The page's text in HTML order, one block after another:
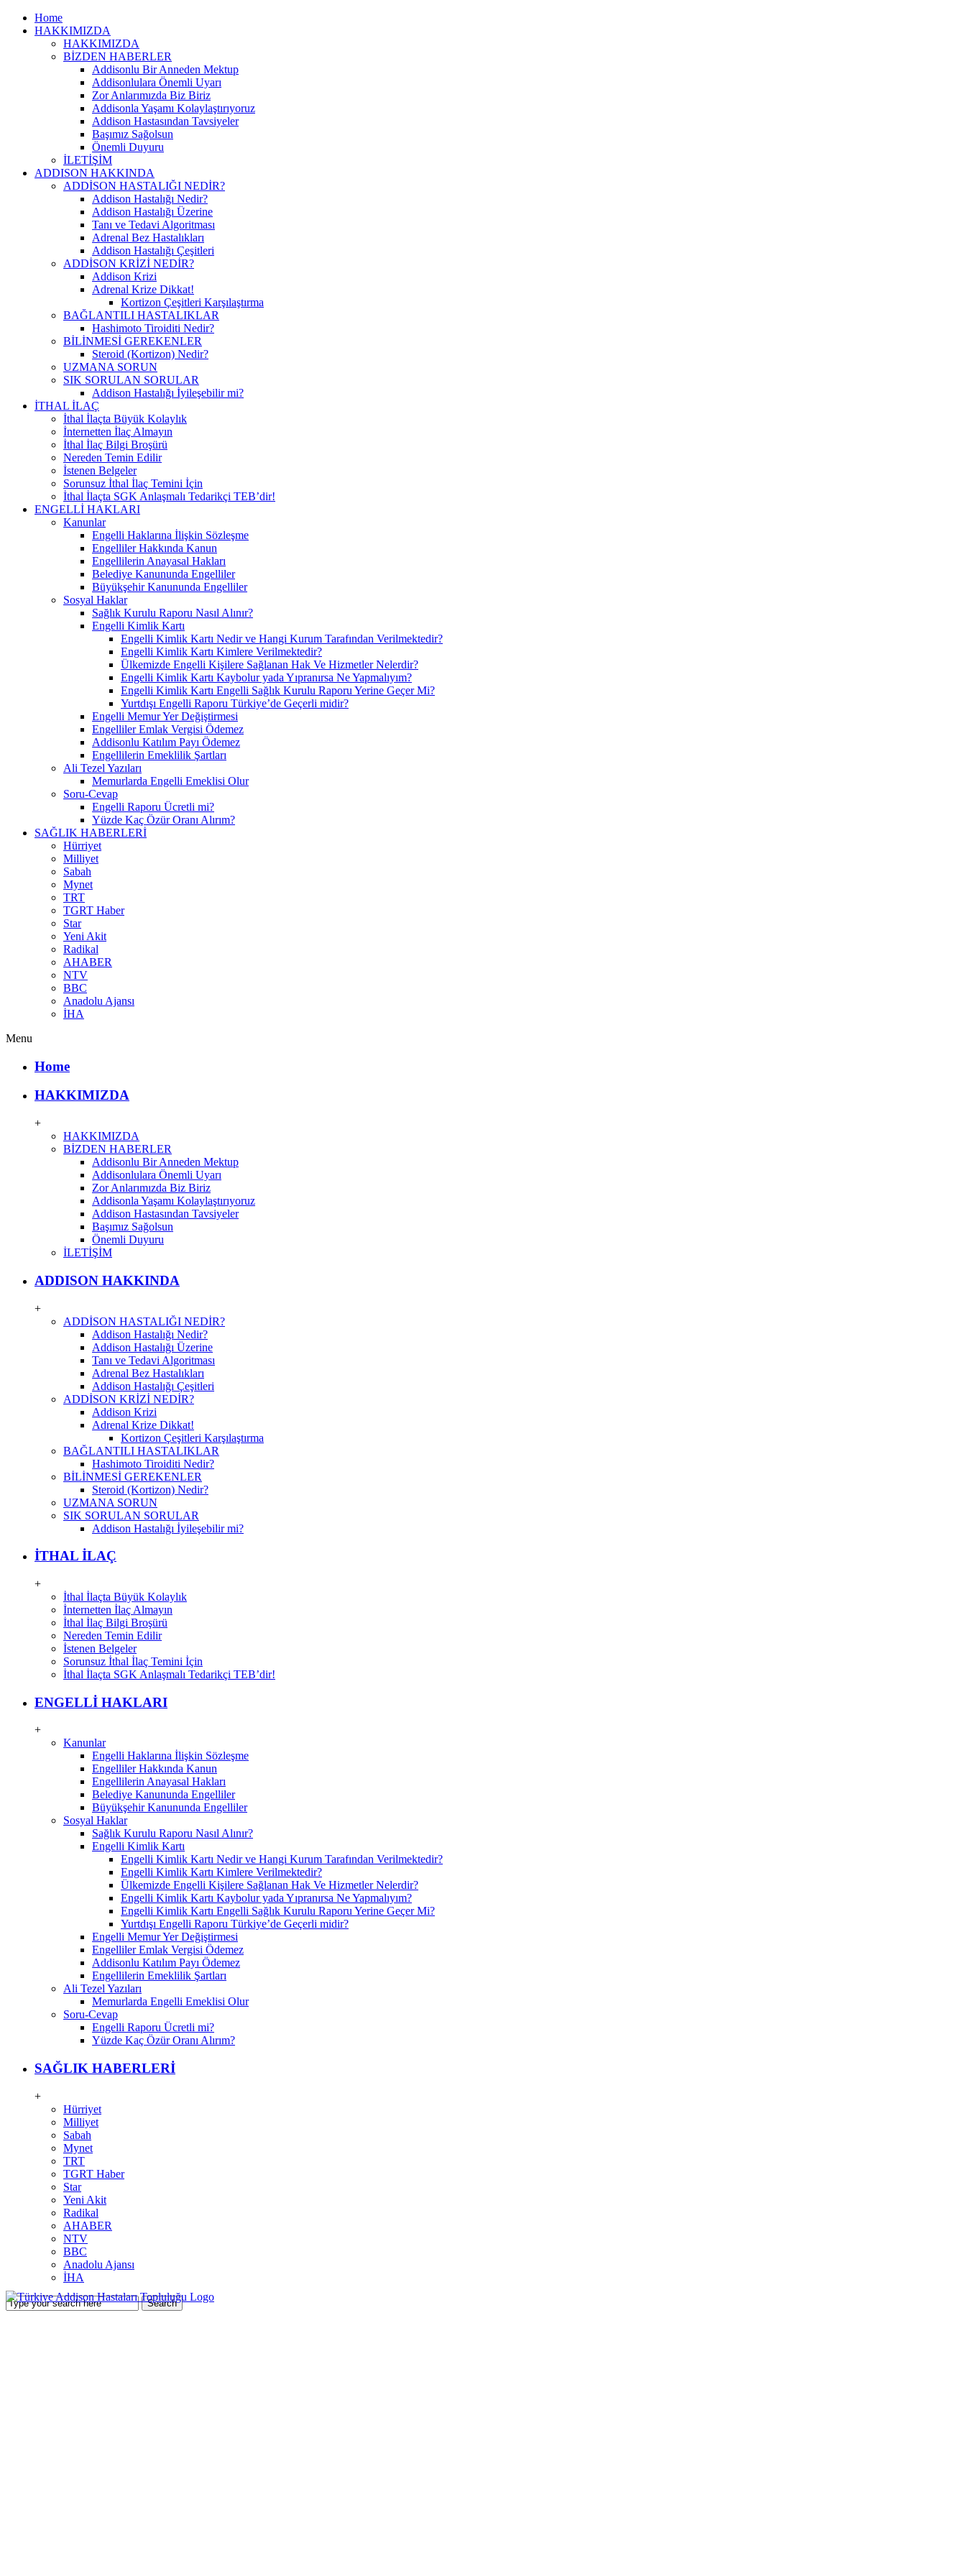
Home
HAKKIMIZDA
HAKKIMIZDA
BİZDEN HABERLER
Addisonlu Bir Anneden Mektup
Addisonlulara Önemli Uyarı
Zor Anlarımızda Biz Biriz
Addisonla Yaşamı Kolaylaştırıyoruz
Addison Hastasından Tavsiyeler
Başımız Sağolsun
Önemli Duyuru
İLETİŞİM
ADDISON HAKKINDA
ADDİSON HASTALIĞI NEDİR?
Addison Hastalığı Nedir?
Addison Hastalığı Üzerine
Tanı ve Tedavi Algoritması
Adrenal Bez Hastalıkları
Addison Hastalığı Çeşitleri
ADDİSON KRİZİ NEDİR?
Addison Krizi
Adrenal Krize Dikkat!
Kortizon Çeşitleri Karşılaştırma
BAĞLANTILI HASTALIKLAR
Hashimoto Tiroiditi Nedir?
BİLİNMESİ GEREKENLER
Steroid (Kortizon) Nedir?
UZMANA SORUN
SIK SORULAN SORULAR
Addison Hastalığı İyileşebilir mi?
İTHAL İLAÇ
İthal İlaçta Büyük Kolaylık
İnternetten İlaç Almayın
İthal İlaç Bilgi Broşürü
Nereden Temin Edilir
İstenen Belgeler
Sorunsuz İthal İlaç Temini İçin
İthal İlaçta SGK Anlaşmalı Tedarikçi TEB’dir!
ENGELLİ HAKLARI
Kanunlar
Engelli Haklarına İlişkin Sözleşme
Engelliler Hakkında Kanun
Engellilerin Anayasal Hakları
Belediye Kanununda Engelliler
Büyükşehir Kanununda Engelliler
Sosyal Haklar
Sağlık Kurulu Raporu Nasıl Alınır?
Engelli Kimlik Kartı
Engelli Kimlik Kartı Nedir ve Hangi Kurum Tarafından Verilmektedir?
Engelli Kimlik Kartı Kimlere Verilmektedir?
Ülkemizde Engelli Kişilere Sağlanan Hak Ve Hizmetler Nelerdir?
Engelli Kimlik Kartı Kaybolur yada Yıpranırsa Ne Yapmalıyım?
Engelli Kimlik Kartı Engelli Sağlık Kurulu Raporu Yerine Geçer Mi?
Yurtdışı Engelli Raporu Türkiye’de Geçerli midir?
Engelli Memur Yer Değiştirmesi
Engelliler Emlak Vergisi Ödemez
Addisonlu Katılım Payı Ödemez
Engellilerin Emeklilik Şartları
Ali Tezel Yazıları
Memurlarda Engelli Emeklisi Olur
Soru-Cevap
Engelli Raporu Ücretli mi?
Yüzde Kaç Özür Oranı Alırım?
SAĞLIK HABERLERİ
Hürriyet
Milliyet
Sabah
Mynet
TRT
TGRT Haber
Star
Yeni Akit
Radikal
AHABER
NTV
BBC
Anadolu Ajansı
İHA
Menu
Home
HAKKIMIZDA
+
HAKKIMIZDA
BİZDEN HABERLER
Addisonlu Bir Anneden Mektup
Addisonlulara Önemli Uyarı
Zor Anlarımızda Biz Biriz
Addisonla Yaşamı Kolaylaştırıyoruz
Addison Hastasından Tavsiyeler
Başımız Sağolsun
Önemli Duyuru
İLETİŞİM
ADDISON HAKKINDA
+
ADDİSON HASTALIĞI NEDİR?
Addison Hastalığı Nedir?
Addison Hastalığı Üzerine
Tanı ve Tedavi Algoritması
Adrenal Bez Hastalıkları
Addison Hastalığı Çeşitleri
ADDİSON KRİZİ NEDİR?
Addison Krizi
Adrenal Krize Dikkat!
Kortizon Çeşitleri Karşılaştırma
BAĞLANTILI HASTALIKLAR
Hashimoto Tiroiditi Nedir?
BİLİNMESİ GEREKENLER
Steroid (Kortizon) Nedir?
UZMANA SORUN
SIK SORULAN SORULAR
Addison Hastalığı İyileşebilir mi?
İTHAL İLAÇ
+
İthal İlaçta Büyük Kolaylık
İnternetten İlaç Almayın
İthal İlaç Bilgi Broşürü
Nereden Temin Edilir
İstenen Belgeler
Sorunsuz İthal İlaç Temini İçin
İthal İlaçta SGK Anlaşmalı Tedarikçi TEB’dir!
ENGELLİ HAKLARI
+
Kanunlar
Engelli Haklarına İlişkin Sözleşme
Engelliler Hakkında Kanun
Engellilerin Anayasal Hakları
Belediye Kanununda Engelliler
Büyükşehir Kanununda Engelliler
Sosyal Haklar
Sağlık Kurulu Raporu Nasıl Alınır?
Engelli Kimlik Kartı
Engelli Kimlik Kartı Nedir ve Hangi Kurum Tarafından Verilmektedir?
Engelli Kimlik Kartı Kimlere Verilmektedir?
Ülkemizde Engelli Kişilere Sağlanan Hak Ve Hizmetler Nelerdir?
Engelli Kimlik Kartı Kaybolur yada Yıpranırsa Ne Yapmalıyım?
Engelli Kimlik Kartı Engelli Sağlık Kurulu Raporu Yerine Geçer Mi?
Yurtdışı Engelli Raporu Türkiye’de Geçerli midir?
Engelli Memur Yer Değiştirmesi
Engelliler Emlak Vergisi Ödemez
Addisonlu Katılım Payı Ödemez
Engellilerin Emeklilik Şartları
Ali Tezel Yazıları
Memurlarda Engelli Emeklisi Olur
Soru-Cevap
Engelli Raporu Ücretli mi?
Yüzde Kaç Özür Oranı Alırım?
SAĞLIK HABERLERİ
+
Hürriyet
Milliyet
Sabah
Mynet
TRT
TGRT Haber
Star
Yeni Akit
Radikal
AHABER
NTV
BBC
Anadolu Ajansı
İHA
Türkiye Addison Hastaları Topluluğu